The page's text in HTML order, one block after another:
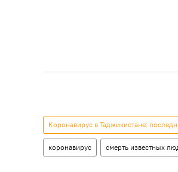
Коронавирус в Таджикистане:
коронавирус смерть известных